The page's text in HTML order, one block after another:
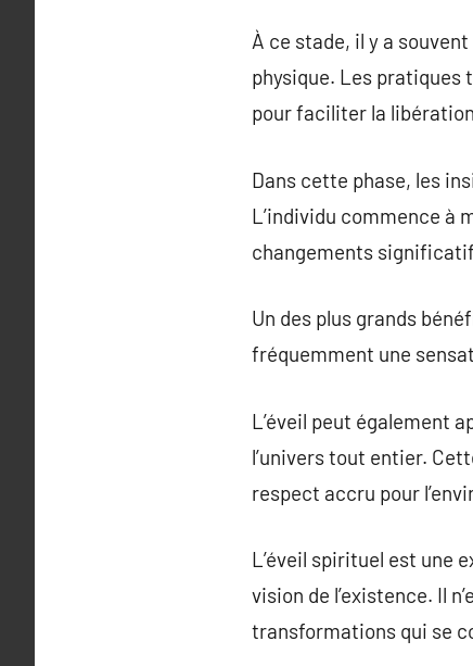
À ce stade, il y a
physique. Les pratiques
pour faciliter la
Dans cette phase, les
L’individu commence à
changements
Un des plus grands
fréquemment une
L’éveil peut également
l’univers tout entier.
respect accru pour
L’éveil spirituel est une
vision de l’existence. Il
transformations qui se